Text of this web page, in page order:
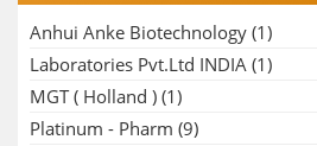
Anhui Anke Biotechnology (1)
Laboratories Pvt.Ltd INDIA (1)
MGT ( Holland ) (1)
Platinum - Pharm (9)